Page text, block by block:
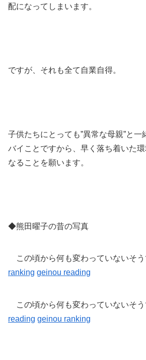
配になってしまいます。
ですが、それも全て自業自得。
子供たちにとっても”異常な母親”と一
バイことですから、早く落ち着いた
なることを願います。
◆熊田曜子の昔の写真
この頃から何も変わっていないそ
ranking geinou reading
この頃から何も変わっていないそ
reading geinou ranking